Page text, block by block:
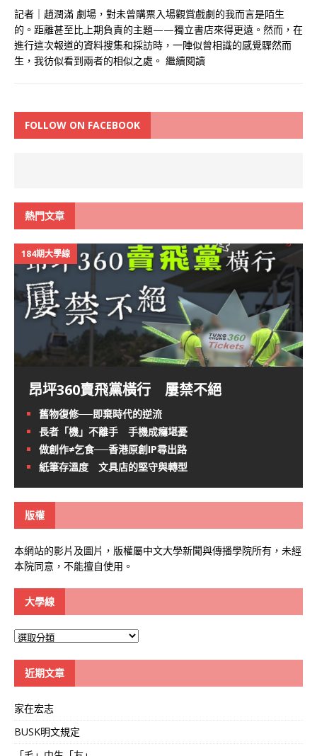
記者｜趙潤滿 劇場，對未曾購票入場觀賞戲劇的我而言是陌生
的。距離甚至比上期負責的主題——獨立書店來得更遠。然而，在
進行這次報道的資料搜集和採訪時，一陣似曾相識的感覺驟然而
生，我彷似看到兩者的相似之處。 繼續閱讀
FOLLOW ON FACEBOOK
熱門文章
184期大學線
昂坪360賣飛黨橫行 屢禁不絕
舊物復修──即棄時代的逆流
長者「機」不離手 手機成癮堪憂
做創作≠乞食──香港原創IP尋出路
紙筆存溫度 文具店的堅守與轉型
版權
本網站的影片及圖片，版權屬中文大學新聞與傳播學院所有，未經
本院同意，不能擅自使用。
大學線
大
近期文章
家在宏志
BUSK明文規定